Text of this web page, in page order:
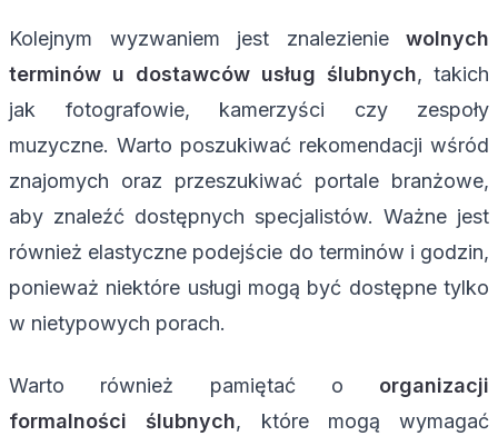
Kolejnym wyzwaniem jest znalezienie wolnych
terminów u dostawców usług ślubnych, takich
jak fotografowie, kamerzyści czy zespoły
muzyczne. Warto poszukiwać rekomendacji wśród
znajomych oraz przeszukiwać portale branżowe,
aby znaleźć dostępnych specjalistów. Ważne jest
również elastyczne podejście do terminów i godzin,
ponieważ niektóre usługi mogą być dostępne tylko
w nietypowych porach.
Warto również pamiętać o organizacji
formalności ślubnych, które mogą wymagać